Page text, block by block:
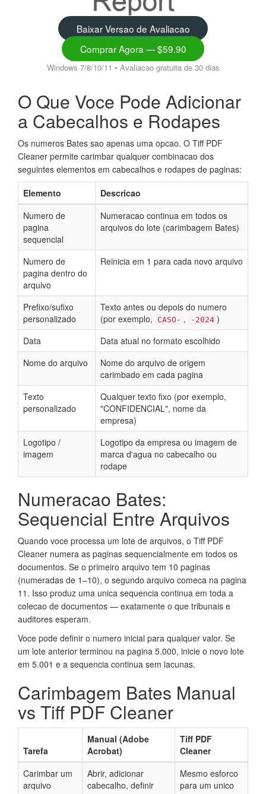
Baixar Versao de Avaliacao
Comprar Agora — $59.90
Windows 7/8/10/11 • Avaliacao gratuita de 30 dias
O Que Voce Pode Adicionar
a Cabecalhos e Rodapes
Os numeros Bates sao apenas uma opcao. O Tiff PDF
Cleaner permite carimbar qualquer combinacao dos
seguintes elementos em cabecalhos e rodapes de paginas:
Elemento
Descricao
Numero de
pagina
sequencial
Numeracao continua em todos os
arquivos do lote (carimbagem Bates)
Numero de
pagina dentro do
arquivo
Reinicia em 1 para cada novo arquivo
Prefixo/sufixo
personalizado
Texto antes ou depois do numero
(por exemplo,
CASO- , -2024 )
Data
Data atual no formato escolhido
Nome do arquivo
Nome do arquivo de origem
carimbado em cada pagina
Texto
personalizado
Qualquer texto fixo (por exemplo,
"CONFIDENCIAL", nome da
empresa)
Logotipo /
imagem
Logotipo da empresa ou imagem de
marca d'agua no cabecalho ou
rodape
Numeracao Bates:
Sequencial Entre Arquivos
Quando voce processa um lote de arquivos, o Tiff PDF
Cleaner numera as paginas sequencialmente em todos os
documentos. Se o primeiro arquivo tem 10 paginas
(numeradas de 1–10), o segundo arquivo comeca na pagina
11. Isso produz uma unica sequencia continua em toda a
colecao de documentos — exatamente o que tribunais e
auditores esperam.
Voce pode definir o numero inicial para qualquer valor. Se
um lote anterior terminou na pagina 5.000, inicie o novo lote
em 5.001 e a sequencia continua sem lacunas.
Carimbagem Bates Manual
vs Tiff PDF Cleaner
Tarefa
Manual (Adobe
Acrobat)
Tiff PDF
Cleaner
Carimbar um
arquivo
Abrir, adicionar
cabecalho, definir
Mesmo esforco
para um unico